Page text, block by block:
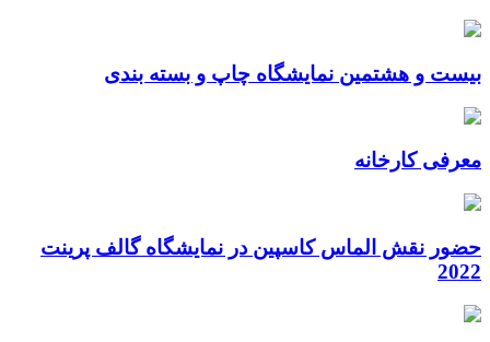
بیست و هشتمین نمایشگاه چاپ و بسته بندی
معرفی کارخانه
حضور نقش الماس کاسپین در نمایشگاه گالف پرینت
2022